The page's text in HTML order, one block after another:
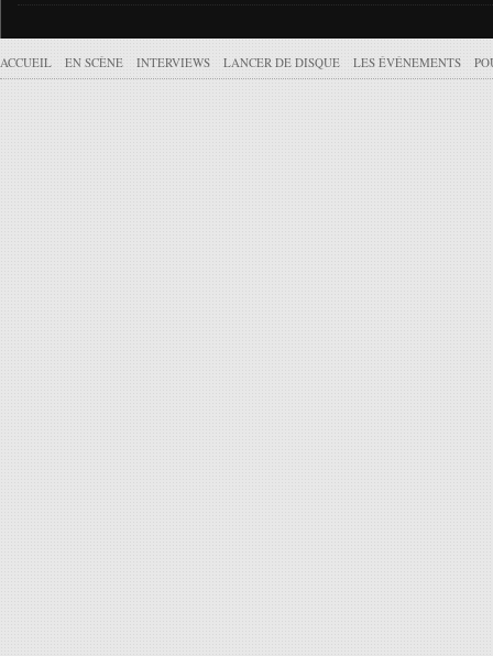
ACCUEIL EN SCÈNE INTERVIEWS LANCER DE DISQUE LES ÉVÉNEMENTS